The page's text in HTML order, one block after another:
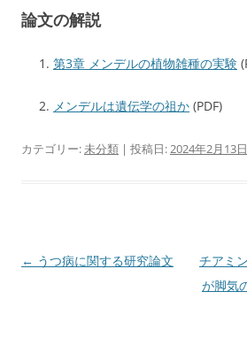
論文の解説
第3章 メンデルの植物雑種の実験
メンデルは遺伝学の祖か (PDF)
カテゴリー:未分類 | 投稿日:2024年2月13日
投
← うつ病に関する研究論文
チアミ
が脚気